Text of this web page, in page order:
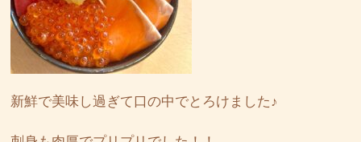
新鮮で美味し過ぎて口の中でとろけました♪